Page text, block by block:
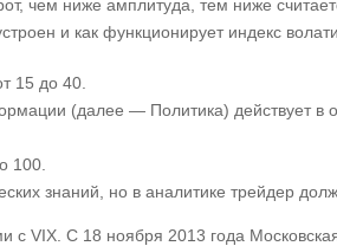
чем ниже амплитуда, тем ниже
и как функционирует индекс
15 до 40.
(далее — Политика) действует в
100.
знаний, но в аналитике трейдер
с VIX. С 18 ноября 2013 года